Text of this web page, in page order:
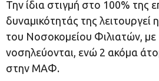
Την ίδια στιγμή στο 100% της
δυναμικότητάς της
του Νοσοκομείου Φιλιατών, με
νοσηλεύονται, ενώ 2 ακόμα
στην ΜΑΦ.